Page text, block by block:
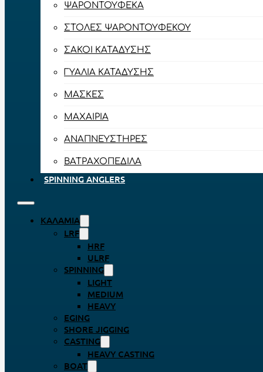
ΨΑΡΟΝΤΟΎΦΕΚΑ
ΣΤΟΛΈΣ ΨΑΡΟΝΤΟΎΦΕΚΟΥ
ΣΆΚΟΙ ΚΑΤΆΔΥΣΗΣ
ΓΥΑΛΙΆ ΚΑΤΆΔΥΣΗΣ
ΜΆΣΚΕΣ
ΜΑΧΑΊΡΙΑ
ΑΝΑΠΝΕΥΣΤΉΡΕΣ
ΒΑΤΡΑΧΟΠΈΔΙΛΑ
SPINNING ANGLERS
ΚΑΛΆΜΙΑ
LRF
HRF
ULRF
SPINNING
LIGHT
MEDIUM
HEAVY
EGING
SHORE JIGGING
CASTING
HEAVY CASTING
BOAT